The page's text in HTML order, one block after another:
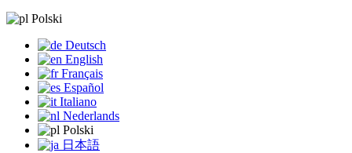
Polski
Deutsch
English
Français
Español
Italiano
Nederlands
Polski
日本語